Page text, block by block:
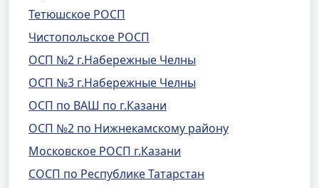
Тетюшское РОСП
Чистопольское РОСП
ОСП №2 г.Набережные Челны
ОСП №3 г.Набережные Челны
ОСП по ВАШ по г.Казани
ОСП №2 по Нижнекамскому району
Московское РОСП г.Казани
СОСП по Республике Татарстан